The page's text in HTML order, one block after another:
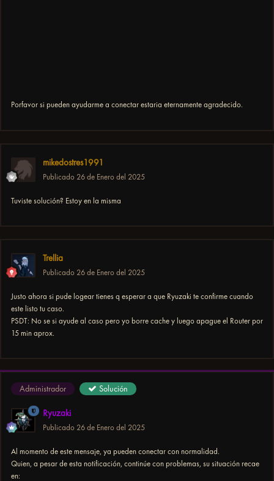
Porfavor si pueden ayudarme a conectar estaria eternamente agradecido.
mikedostres1991
Publicado 26 de Enero del 2025
Tuviste solución? Estoy en la misma
Trellia
Publicado 26 de Enero del 2025
Justo ahora si pude logear tienes q esperar a que Ryuzaki te confirme cuando
este listo tu caso.
PSDT: No se si ayude al caso pero yo borre cache y luego apague el Router por
15 min aprox.
Administrador Solución
Ryuzaki
Publicado 26 de Enero del 2025
Al momento de este mensaje, ya pueden conectar con normalidad.
Quien, a pesar de esta notificación, continúe con problemas, su situación recae
en: